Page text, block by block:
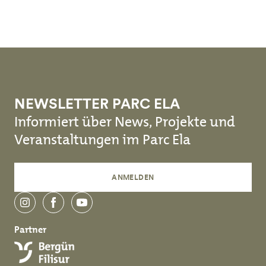
NEWSLETTER PARC ELA
Informiert über News, Projekte und
Veranstaltungen im Parc Ela
ANMELDEN
instagramfacebookyoutube
Partner